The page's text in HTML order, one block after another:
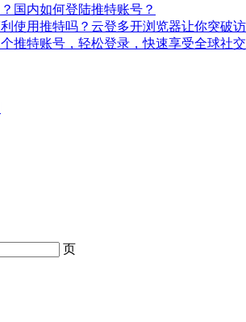
国内如何登陆推特账号？
使用推特吗？云登多开浏览器让你突破访
推特账号，轻松登录，快速享受全球社交
页